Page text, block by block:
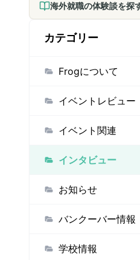
海外就職の体験談を探
カテゴリー
Frogについて
イベントレビュー
イベント関連
インタビュー
お知らせ
バンクーバー情報
学校情報